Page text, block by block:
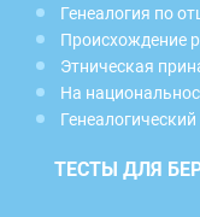
Генеалогия по
Происхождение
Этническая
На
ТЕСТЫ ДЛЯ